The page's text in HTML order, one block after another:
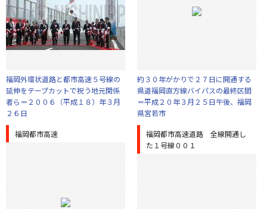
福岡外環状道路と都市高速５号線の
延伸をテープカットで祝う地元関係
者ら＝２００６（平成１８）年３月
２６日
約３０年がかりで２７日に開通する
県道福岡直方線バイパスの最終区間
＝平成２０年３月２５日午後、福岡
県宮若市
福岡都市高速
福岡都市高速道路 全線開通し
た１号線００１